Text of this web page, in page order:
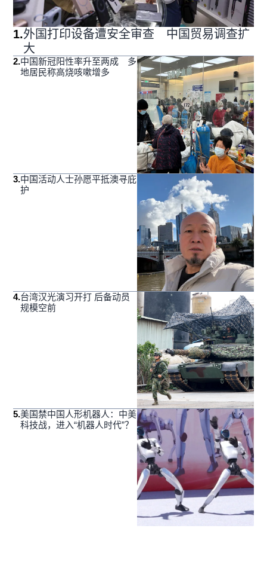
1.外国打印设备遭安全审查 中国贸易调查扩
大
2.中国新冠阳性率升至两成 多
地居民称高烧咳嗽增多
3.中国活动人士孙愿平抵澳寻庇
护
4.台湾汉光演习开打 后备动员
规模空前
5.美国禁中国人形机器人：中美
科技战，进入“机器人时代”？